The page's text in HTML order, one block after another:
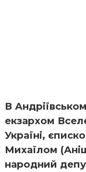
В
екзархом
Україні,
Михаїлом
народний